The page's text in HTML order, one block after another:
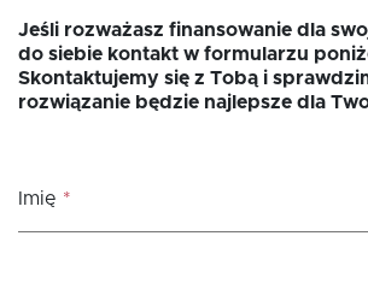
Jeśli rozważasz finansowanie dla
do siebie kontakt w formularzu
Skontaktujemy się z Tobą i
rozwiązanie będzie najlepsze dla
Imię *